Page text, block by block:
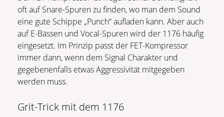
oft auf Snare-Spuren zu finden, wo man dem Sound
eine gute Schippe „Punch“ aufladen kann. Aber auch
auf E-Bässen und Vocal-Spuren wird der 1176 häufig
eingesetzt. Im Prinzip passt der FET-Kompressor
immer dann, wenn dem Signal Charakter und
gegebenenfalls etwas Aggressivität mitgegeben
werden muss.
Grit-Trick mit dem 1176